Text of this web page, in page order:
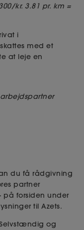
kr. 3.81 pr. km =
i
med et
at leje en
du få rådgivning
partner
på forsiden under
til Azets.
og